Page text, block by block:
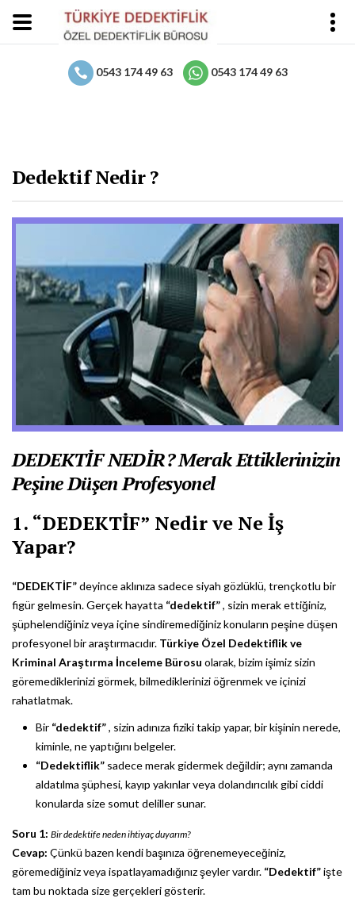
0543 174 49 63 0543 174 49 63
Dedektif Nedir ?
DEDEKTİF NEDİR? Merak Ettiklerinizin
Peşine Düşen Profesyonel
1. “DEDEKTİF” Nedir ve Ne İş
Yapar?
“DEDEKTİF”deyince aklınıza sadece siyah gözlüklü, trençkotlu bir
figür gelmesin. Gerçek hayatta “dedektif”, sizin merak ettiğiniz,
şüphelendiğiniz veya içine sindiremediğiniz konuların peşine düşen
profesyonel bir araştırmacıdır. Türkiye Özel Dedektiflik ve
Kriminal Araştırma İnceleme Bürosu olarak, bizim işimiz sizin
göremediklerinizi görmek, bilmediklerinizi öğrenmek ve içinizi
rahatlatmak.
Bir “dedektif”, sizin adınıza fiziki takip yapar, bir kişinin nerede,
kiminle, ne yaptığını belgeler.
“Dedektiflik” sadece merak gidermek değildir; aynı zamanda
aldatılma şüphesi, kayıp yakınlar veya dolandırıcılık gibi ciddi
konularda size somut deliller sunar.
Soru 1: Bir dedektife neden ihtiyaç duyarım?
Cevap: Çünkü bazen kendi başınıza öğrenemeyeceğiniz,
göremediğiniz veya ispatlayamadığınız şeyler vardır. “Dedektif”işte
tam bu noktada size gerçekleri gösterir.